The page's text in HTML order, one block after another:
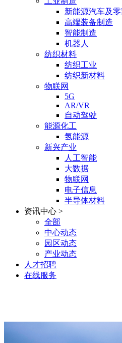
新能源汽车及
高端装备制造
智能制造
机器人
纺织材料
纺织工业
纺织新材料
物联网
5G
AR/VR
自动驾驶
能源化工
氢能源
新兴产业
人工智能
大数据
物联网
电子信息
半导体材料
资讯中心 >
全部
中心动态
园区动态
产业动态
人才招聘
在线服务